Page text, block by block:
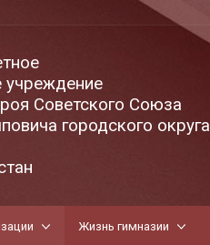
учреждение
Советского Союза
городского округа
Жизнь гимназии